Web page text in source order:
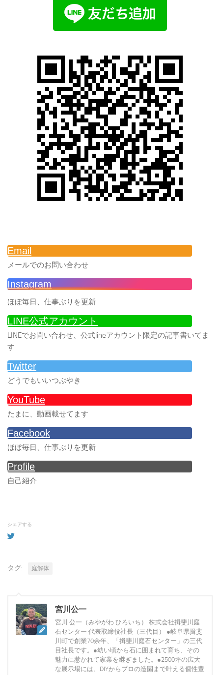
Email
メールでのお問い合わせ
Instagram
ほぼ毎日、仕事ぶりを更新
LINE公式アカウント
LINEでお問い合わせ、公式lineアカウント限定の記事書いてま
す
Twitter
どうでもいいつぶやき
YouTube
たまに、動画載せてます
Facebook
ほぼ毎日、仕事ぶりを更新
Profile
自己紹介
シェアする
タグ: 庭解体
宮川公一
宮川 公一（みやがわ ひろいち） 株式会社揖斐川庭
石センター 代表取締役社長（三代目） ●岐阜県揖斐
川町で創業70余年、「揖斐川庭石センター」の三代
目社長です。●幼い頃から石に囲まれて育ち、その
魅力に惹かれて家業を継ぎました。●2500坪の広大
な展示場には、DIYからプロの造園まで叶える個性豊